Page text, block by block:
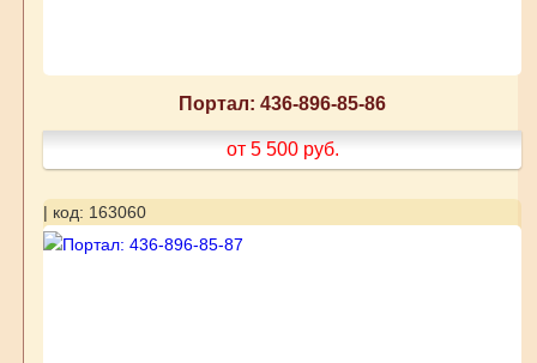
Портал: 436-896-85-86
от 5 500 руб.
| код: 163060